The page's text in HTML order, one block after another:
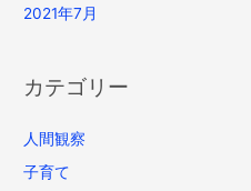
2021年7月
カテゴリー
人間観察
子育て